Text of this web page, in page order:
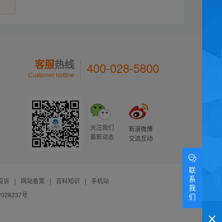
客服热线
Customer hotline 400-028-5800
关注我们
最新动态
新浪微博
交流互动
诉 | 网站备案 | 百科知识 |
手机站
号
联
系
我
们